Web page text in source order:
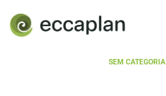
SEM CATEGORIA